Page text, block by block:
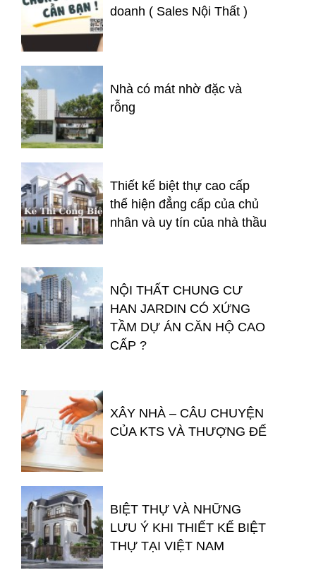
doanh ( Sales Nội Thất )
Nhà có mát nhờ đặc và
rỗng
Thiết kế biệt thự cao cấp
thể hiện đẳng cấp của chủ
nhân và uy tín của nhà thầu
NỘI THẤT CHUNG CƯ
HAN JARDIN CÓ XỨNG
TẦM DỰ ÁN CĂN HỘ CAO
CẤP ?
XÂY NHÀ – CÂU CHUYỆN
CỦA KTS VÀ THƯỢNG ĐẾ
BIỆT THỰ VÀ NHỮNG
LƯU Ý KHI THIẾT KẾ BIỆT
THỰ TẠI VIỆT NAM